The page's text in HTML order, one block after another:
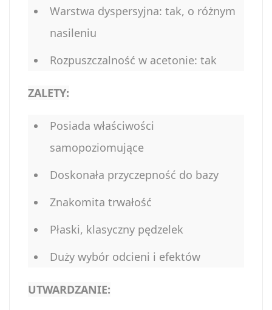
Warstwa dyspersyjna: tak, o różnym
nasileniu
Rozpuszczalność w acetonie: tak
ZALETY:
Posiada właściwości
samopoziomujące
Doskonała przyczepność do bazy
Znakomita trwałość
Płaski, klasyczny pędzelek
Duży wybór odcieni i efektów
UTWARDZANIE: